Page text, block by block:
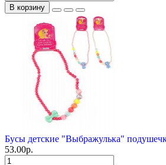
В корзину
Бусы детские "Выбражулька"
53.00р.